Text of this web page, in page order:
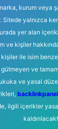
kurum veya
Sitede yalnızca
yer alan
ve kişiler
ile isim
ve
ve yasal
ilgili içerikler